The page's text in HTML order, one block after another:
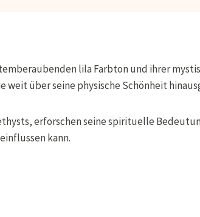
lila Farbton und ihrer
über seine physische Schönheit
erforschen seine spirituelle
kann.